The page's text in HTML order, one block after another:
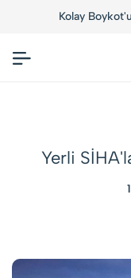
Kolay Boykot'u
Yerli